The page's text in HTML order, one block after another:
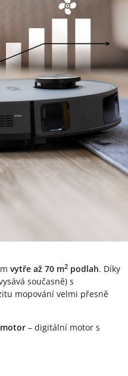
vytře až 70 m2 podlah. Díky
současně) s
mopování velmi přesně
motor – digitální motor s